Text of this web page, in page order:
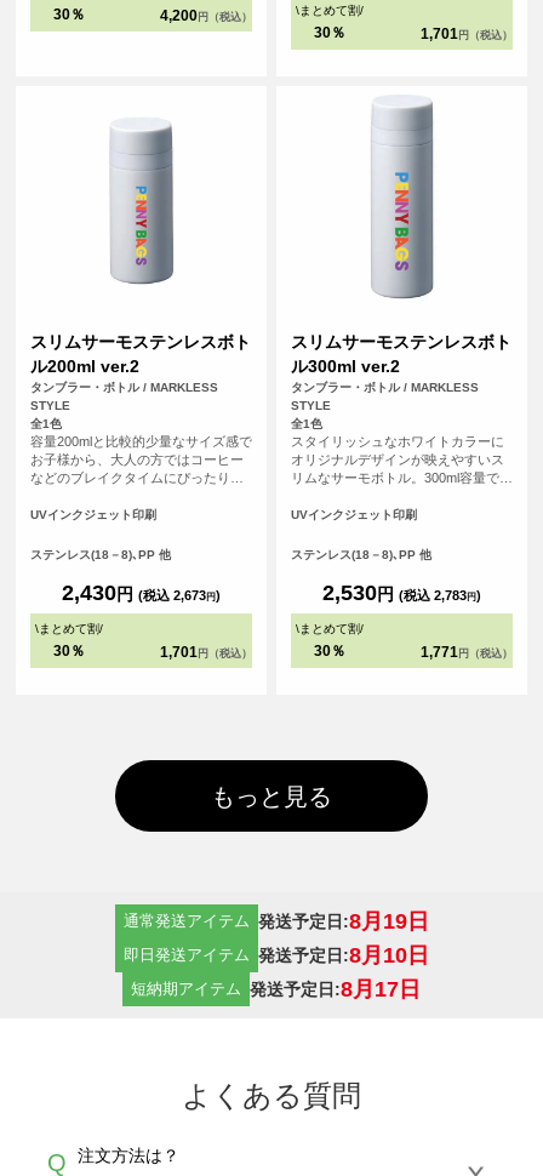
30％ 4,200 円（税込） \まとめて割/
30％ 1,701 円（税込）
スリムサーモステンレスボト
ル200ml ver.2
タンブラー・ボトル / MARKLESS
STYLE
全1色
容量200mlと比較的少量なサイズ感で
お子様から、大人の方ではコーヒー
などのブレイクタイムにぴったりな
工で保温保冷機能を高め、ステンレ
に。見た目以上にスタイリッシュで
UVインクジェット印刷
ステンレス(18－8)､PP 他
2,430円 (税込 2,673円)
\まとめて割/
30％ 1,701 円（税込）
スリムサーモステンレスボト
ル300ml ver.2
タンブラー・ボトル / MARKLESS
STYLE
全1色
スタイリッシュなホワイトカラーに
オリジナルデザインが映えやすいス
リムなサーモボトル。300ml容量で日
などにもおすすめなアイテムです。
オリジナルグッズがご制作いただけ
UVインクジェット印刷
ステンレス(18－8)､PP 他
2,530円 (税込 2,783円)
\まとめて割/
30％ 1,771 円（税込）
もっと見る
通常発送アイテム 発送予定日:8月19日
即日発送アイテム 発送予定日:8月10日
短納期アイテム 発送予定日:8月17日
よくある質問
Q 注文方法は？